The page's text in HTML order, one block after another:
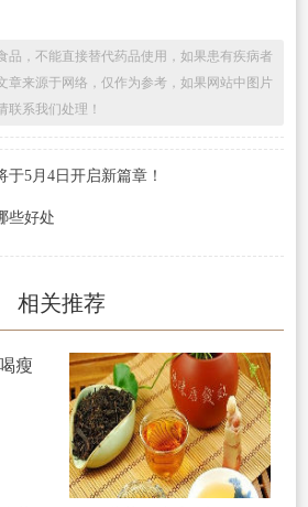
品，不能直接替代药品使用，如果患有疾病者
章来源于网络，仅作为参考，如果网站中图片
联系我们处理！
于5月4日开启新篇章！
些好处
相关推荐